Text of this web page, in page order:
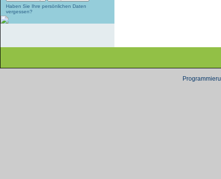
Haben Sie Ihre persönlichen Daten
vergessen?